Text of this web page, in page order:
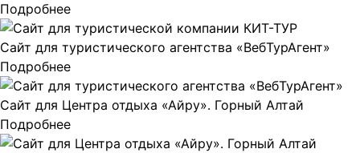
Подробнее
Сайт для туристического агентства «ВебТурАгент»
Подробнее
Сайт для Центра отдыха «Айру». Горный Алтай
Подробнее